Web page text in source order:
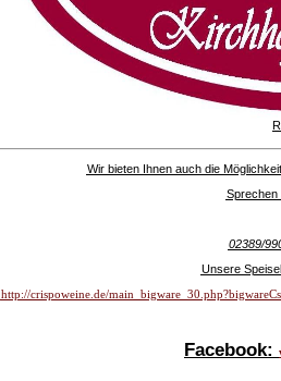
Wir bieten Ihnen auch die
Sprechen
02389/
Unsere
http://crispoweine.de/
Facebook: